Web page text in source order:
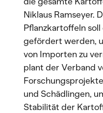
Niklaus Ramseyer.
Pflanzkartoffeln
gefördert werden,
von Importen zu
plant der Verband
und Schädlingen,
Stabilität der